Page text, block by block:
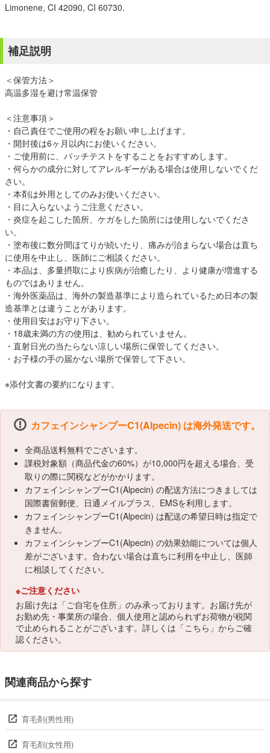
Limonene, CI 42090, CI 60730.
補足説明
＜保管方法＞
高温多湿を避け常温保管
＜注意事項＞
・自己責任でご使用の程をお願い申し上げます。
・開封後は6ヶ月以内にお使いください。
・ご使用前に、パッチテストをすることをおすすめします。
・何らかの成分に対してアレルギーがある場合は使用しないでくだ
さい。
・本剤は外用としてのみお使いください。
・目に入らないようご注意ください。
・炎症を起こした箇所、ケガをした箇所には使用しないでくださ
い。
・塗布後に数分間ほてりが続いたり、痛みが治まらない場合は直ち
に使用を中止し、医師にご相談ください。
・本品は、多量摂取により疾病が治癒したり、より健康が増進する
ものではありません。
・海外医薬品は、海外の製造基準により造られているため日本の製
造基準とは違うことがあります。
・使用目安はお守り下さい。
・18歳未満の方の使用は、勧められていません。
・直射日光の当たらない涼しい場所に保管してください。
・お子様の手の届かない場所で保管して下さい。
※添付文書の要約になります。
カフェインシャンプーC1(Alpecin) は海外発送です。
全商品送料無料でございます。
課税対象額（商品代金の60%）が10,000円を超える場合、受
取りの際に関税などがかかります。
カフェインシャンプーC1(Alpecin) の配送方法につきましては
国際書留郵便、日通メイルプラス、EMSを利用します。
カフェインシャンプーC1(Alpecin) は配送の希望日時は指定で
きません。
カフェインシャンプーC1(Alpecin) の効果効能については個人
差がございます。合わない場合は直ちに利用を中止し、医師
に相談してください。
※ご注意ください
お届け先は「ご自宅を住所」のみ承っております。お届け先が
お勤め先・事業所の場合、個人使用と認められずお荷物が税関
で止められることがございます。詳しくは「こちら 」からご確
認ください。
関連商品から探す
育毛剤(男性用)
育毛剤(女性用)